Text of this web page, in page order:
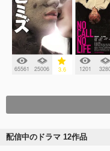
65561 25006 3.6 1201
配信中のドラマ 12作品